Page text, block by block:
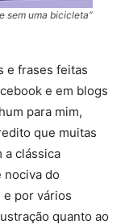
sem uma bicicleta”
e frases feitas
e em blogs
para mim,
que muitas
a clássica
nociva do
e por vários
quanto ao